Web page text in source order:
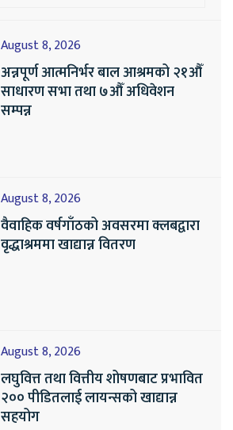
August 8, 2026
अन्नपूर्ण आत्मनिर्भर बाल आश्रमको २१औँ
साधारण सभा तथा ७औँ अधिवेशन
सम्पन्न
August 8, 2026
वैवाहिक वर्षगाँठको अवसरमा क्लबद्वारा
वृद्धाश्रममा खाद्यान्न वितरण
August 8, 2026
लघुवित्त तथा वित्तीय शोषणबाट प्रभावित
२०० पीडितलाई लायन्सको खाद्यान्न
सहयोग